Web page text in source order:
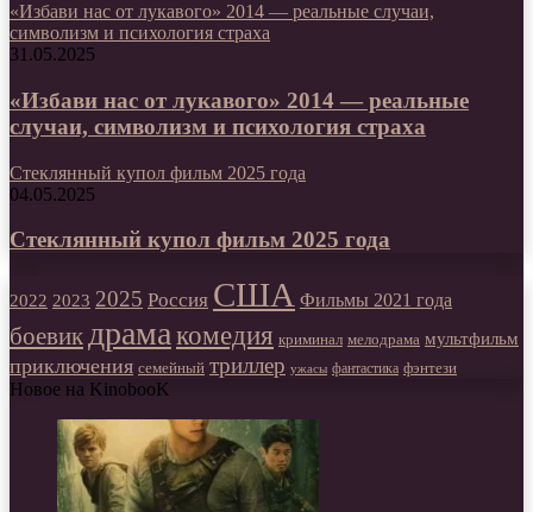
«Избави нас от лукавого» 2014 — реальные случаи,
символизм и психология страха
31.05.2025
«Избави нас от лукавого» 2014 — реальные
случаи, символизм и психология страха
Стеклянный купол фильм 2025 года
04.05.2025
Стеклянный купол фильм 2025 года
2022 2023 2025 Россия США Фильмы 2021 года
боевик драма комедия криминал мелодрама мультфильм
приключения семейный триллер ужасы фантастика фэнтези
Новое на KinobooK